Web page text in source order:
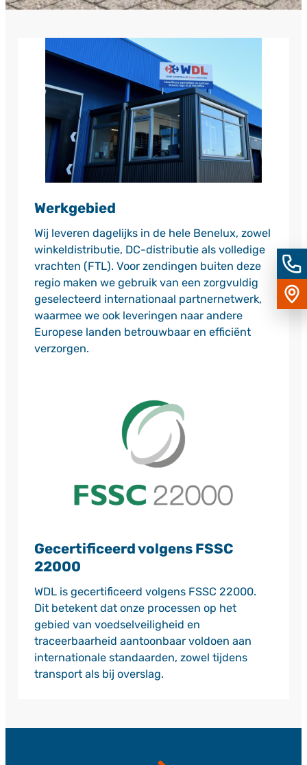
Werkgebied
Wij leveren dagelijks in de hele Benelux, zowel
winkeldistributie, DC-distributie als volledige
vrachten (FTL). Voor zendingen buiten deze
regio maken we gebruik van een zorgvuldig
geselecteerd internationaal partnernetwerk,
waarmee we ook leveringen naar andere
Europese landen betrouwbaar en efficiënt
verzorgen.
Gecertificeerd volgens FSSC
22000
WDL is gecertificeerd volgens FSSC 22000.
Dit betekent dat onze processen op het
gebied van voedselveiligheid en
traceerbaarheid aantoonbaar voldoen aan
internationale standaarden, zowel tijdens
transport als bij overslag.
Bel
ons
Vind
ons
op